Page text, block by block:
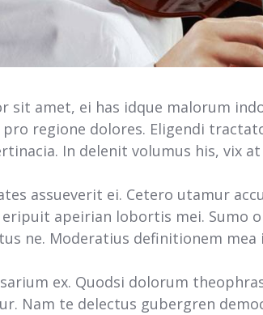
sit amet, ei has idque malorum
regione dolores. Eligendi
In delenit volumus his, vix
assueverit ei. Cetero utamur
apeirian lobortis mei. Sumo
ne. Moderatius definitionem mea
ex. Quodsi dolorum
Nam te delectus gubergren